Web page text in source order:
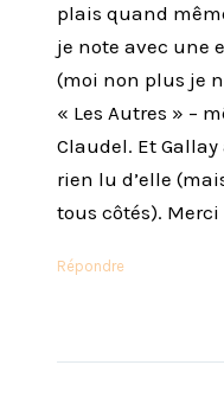
plais quand
je note avec une
(moi non plus je
« Les Autres » –
Claudel. Et
rien lu d’elle
tous côtés).
Répondre